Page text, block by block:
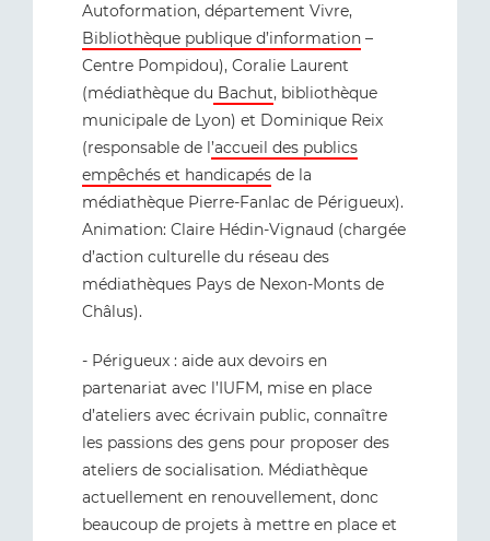
Autoformation, département Vivre,
Bibliothèque publique d’information –
Centre Pompidou), Coralie Laurent
(médiathèque du Bachut, bibliothèque
municipale de Lyon) et Dominique Reix
(responsable de l’accueil des publics
empêchés et handicapés de la
médiathèque Pierre-Fanlac de Périgueux).
Animation: Claire Hédin-Vignaud (chargée
d’action culturelle du réseau des
médiathèques Pays de Nexon-Monts de
Châlus).
- Périgueux : aide aux devoirs en
partenariat avec l’IUFM, mise en place
d’ateliers avec écrivain public, connaître
les passions des gens pour proposer des
ateliers de socialisation. Médiathèque
actuellement en renouvellement, donc
beaucoup de projets à mettre en place et